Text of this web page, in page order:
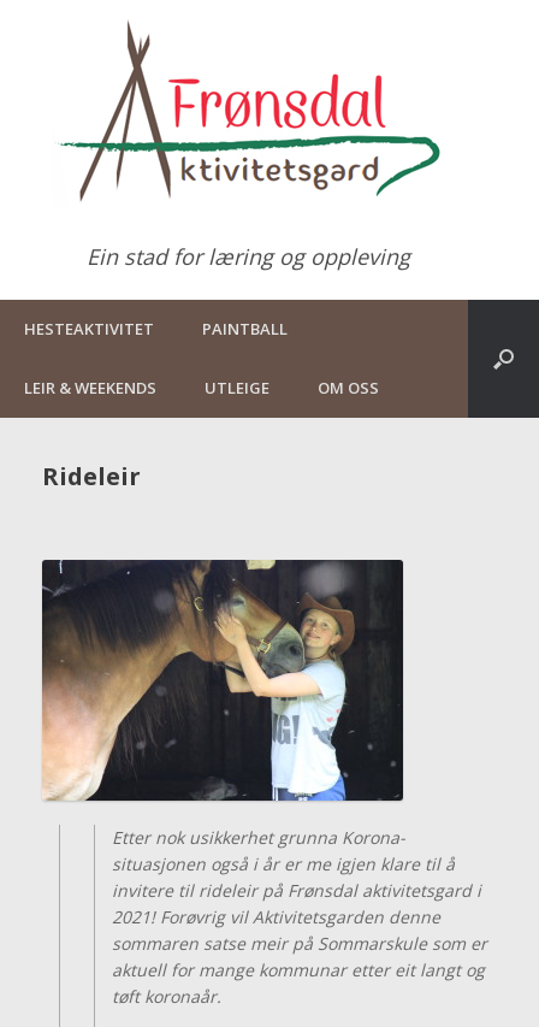
Ein stad for læring og oppleving
HESTEAKTIVITET PAINTBALL
LEIR & WEEKENDS UTLEIGE OM OSS
Rideleir
Etter nok usikkerhet grunna Korona-
situasjonen også i år er me igjen klare til å
invitere til rideleir på Frønsdal aktivitetsgard i
2021! Forøvrig vil Aktivitetsgarden denne
sommaren satse meir på Sommarskule som er
aktuell for mange kommunar etter eit langt og
tøft koronaår.